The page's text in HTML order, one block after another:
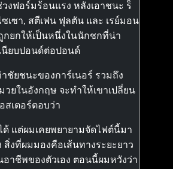
งฟอร์มร้อนแรง หลังเอาชนะ ร็
เซา, สตีเฟน ฟุลตัน และ เรย์มอน
กยกให้เป็นหนึ่งในนักชกที่น่า
นียบปอนด์ต่อปอนด์
ชัยชนะของการ์เนอร์ รวมถึง
ยในอังกฤษ จะทำให้เขาเปลี่ยน
สเตอร์ตอบว่า
ด้ แต่ผมเคยพยายามจัดไฟต์นี้มา
สิ่งที่ผมมองคือเส้นทางระยะยาว
อาชีพของตัวเอง ตอนนี้ผมหวังว่า